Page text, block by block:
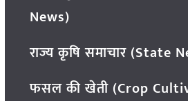
News)
राज्य कृषि समाचार (State
फसल की खेती (Crop